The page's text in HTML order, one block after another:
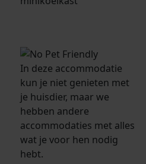
In deze accommodatie
kun je niet genieten met
je huisdier, maar we
hebben andere
accommodaties met alles
wat je voor hen nodig
hebt.